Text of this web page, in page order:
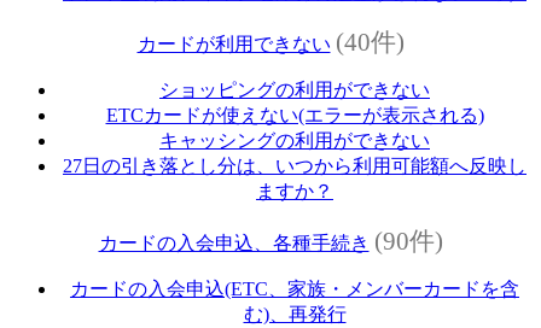
カードが利用できない (40件)
ショッピングの利用ができない
ETCカードが使えない(エラーが表示される)
キャッシングの利用ができない
27日の引き落とし分は、いつから利用可能額へ反映し
ますか？
カードの入会申込、各種手続き (90件)
カードの入会申込(ETC、家族・メンバーカードを含
む)、再発行